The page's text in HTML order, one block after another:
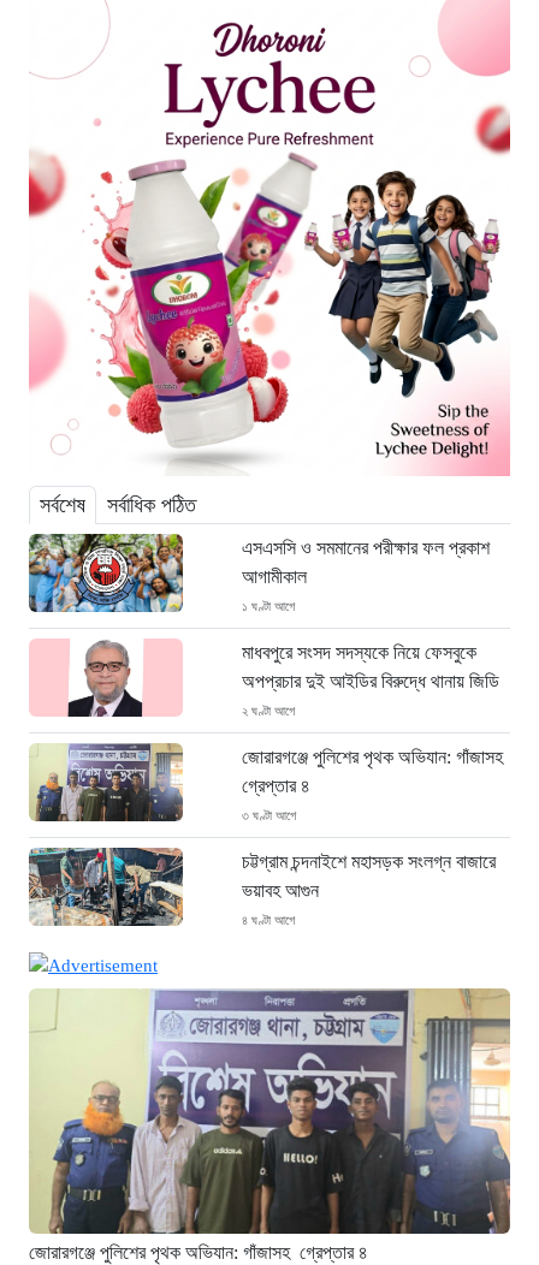
সর্বশেষ সর্বাধিক পঠিত
এসএসসি ও সমমানের পরীক্ষার ফল প্রকাশ
আগামীকাল
১ ঘণ্টা আগে
মাধবপুরে সংসদ সদস্যকে নিয়ে ফেসবুকে
অপপ্রচার দুই আইডির বিরুদ্ধে থানায় জিডি
২ ঘণ্টা আগে
জোরারগঞ্জে পুলিশের পৃথক অভিযান: গাঁজাসহ
গ্রেপ্তার ৪
৩ ঘণ্টা আগে
চট্টগ্রাম চন্দনাইশে মহাসড়ক সংলগ্ন বাজারে
ভয়াবহ আগুন
৪ ঘণ্টা আগে
পরিকল্পনা বাস্তবায়ন করেন কাদের”
৪ ঘণ্টা আগে
“চাঁদপুরে ঝটিকা সফরে স্বাস্থ্যমন্ত্রী, সিভিল
সার্জনকে বদলির নির্দেশ”
৪ ঘণ্টা আগে
“রাষ্ট্রপতি পদ: ইসি থেকে বিএনপির দুটি
মনোনয়নপত্র সংগ্রহ”
৫ ঘণ্টা আগে
জোরারগঞ্জে পুলিশের পৃথক অভিযান: গাঁজাসহ গ্রেপ্তার ৪